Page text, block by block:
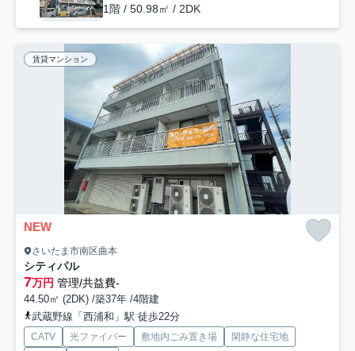
1階 / 50.98㎡ / 2DK
賃貸マンション
NEW
さいたま市南区曲本
シティパル
7万円 管理/共益費-
44.50㎡ (2DK) /築37年 /4階建
武蔵野線「西浦和」駅 徒歩22分
CATV 光ファイバー 敷地内ごみ置き場
閑静な住宅地